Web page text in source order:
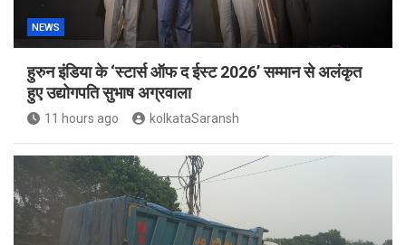
NEWS
हुरुन इंडिया के ‘स्टार्स ऑफ द ईस्ट 2026’ सम्मान से अलंकृत
हुए उद्योगपति सुभाष अग्रवाला
11 hours ago kolkataSaransh